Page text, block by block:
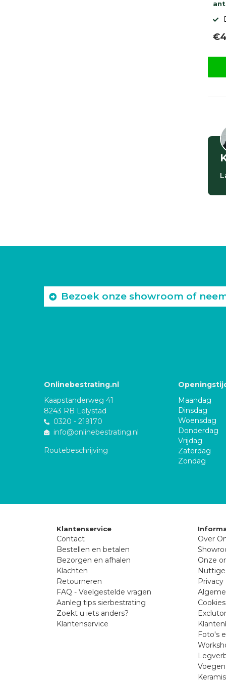
Bezoek onze showroom of
Onlinebestrating.nl
Kaapstanderweg 41
8243 RB Lelystad
0320 - 219170
info@onlinebestrating.nl
Routebeschrijving
Maandag
Dinsdag
Woensdag
Donderdag
Vrijdag
Zaterdag
Zondag
Klantenservice
Contact
Bestellen en betalen
Bezorgen en afhalen
Klachten
Retourneren
FAQ - Veelgestelde vragen
Aanleg tips sierbestrating
Zoekt u iets anders?
Klantenservice
Over
Onze
Privacy
Foto's